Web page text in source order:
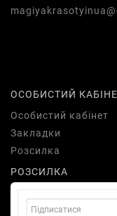
ОСОБИСТИЙ
Особистий кабінет
Закладки
Розсилка
РОЗСИЛКА